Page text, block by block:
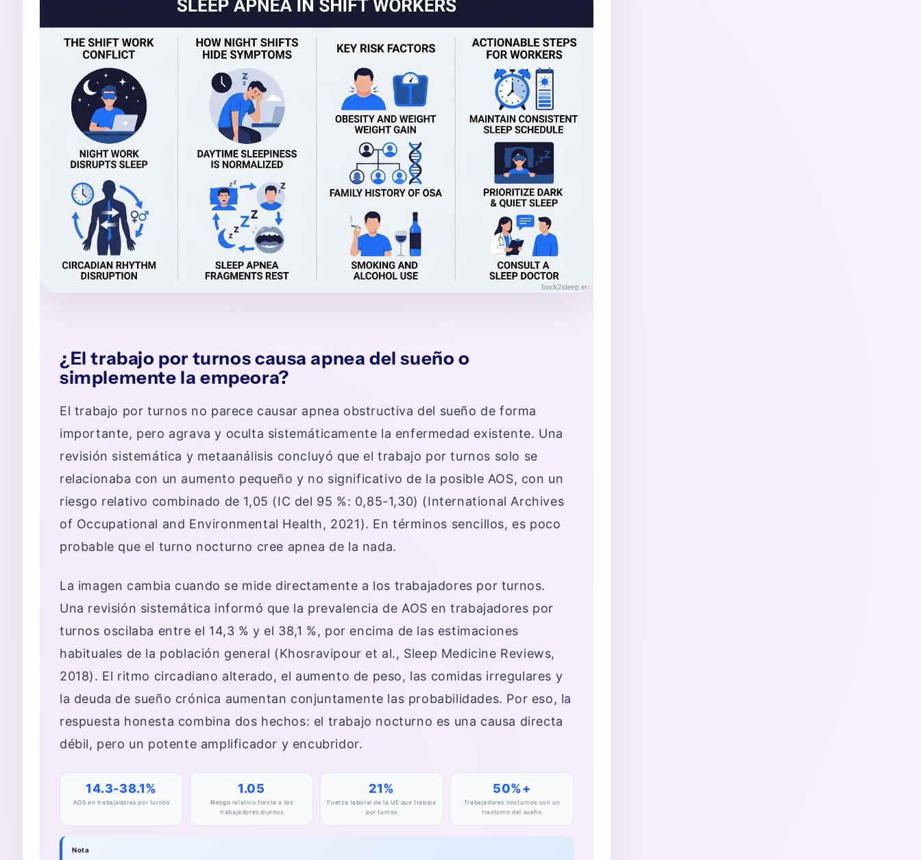
¿El trabajo por turnos causa apnea del sueño o
simplemente la empeora?
El trabajo por turnos no parece causar apnea obstructiva del sueño de forma
importante, pero agrava y oculta sistemáticamente la enfermedad existente. Una
revisión sistemática y metaanálisis concluyó que el trabajo por turnos solo se
relacionaba con un aumento pequeño y no significativo de la posible AOS, con un
riesgo relativo combinado de 1,05 (IC del 95 %: 0,85-1,30) (International Archives
of Occupational and Environmental Health, 2021). En términos sencillos, es poco
probable que el turno nocturno cree apnea de la nada.
La imagen cambia cuando se mide directamente a los trabajadores por turnos.
Una revisión sistemática informó que la prevalencia de AOS en trabajadores por
turnos oscilaba entre el 14,3 % y el 38,1 %, por encima de las estimaciones
habituales de la población general (Khosravipour et al., Sleep Medicine Reviews,
2018). El ritmo circadiano alterado, el aumento de peso, las comidas irregulares y
la deuda de sueño crónica aumentan conjuntamente las probabilidades. Por eso, la
respuesta honesta combina dos hechos: el trabajo nocturno es una causa directa
débil, pero un potente amplificador y encubridor.
14.3-38.1%
AOS en trabajadores por turnos
1.05
Riesgo relativo frente a los
trabajadores diurnos
21%
Fuerza laboral de la UE que trabaja
por turnos
50%+
Trabajadores nocturnos con un
trastorno del sueño
Nota